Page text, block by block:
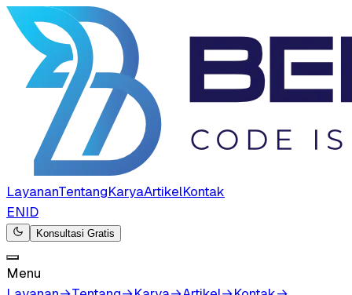
LayananTentangKaryaArtikelKontak
ENID
Konsultasi Gratis
Menu